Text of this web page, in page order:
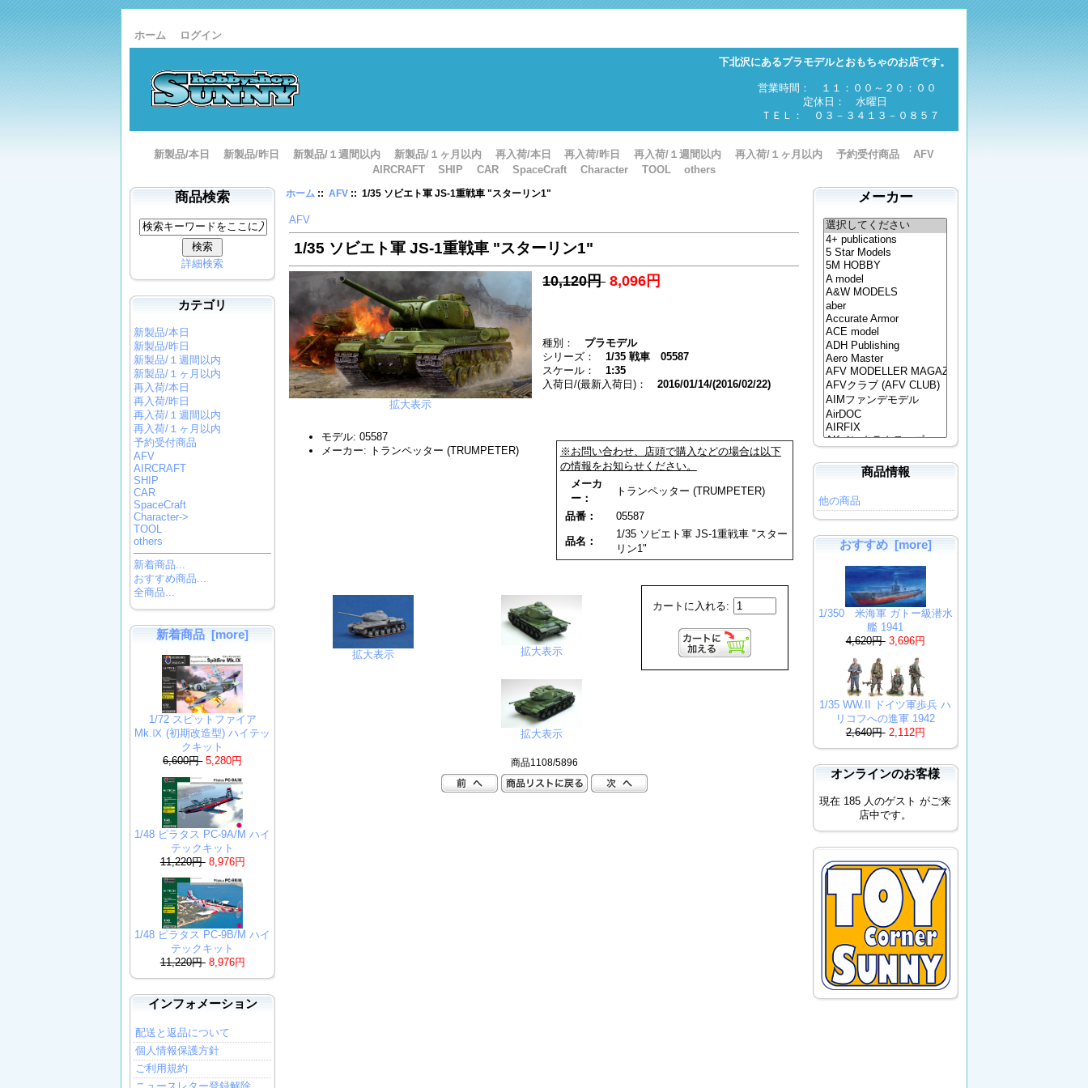
ホーム ログイン
下北沢にあるプラモデルとおもちゃのお店です。
営業時間： １１：００～２０：００
定休日： 水曜日
ＴＥＬ： ０３－３４１３－０８５７
新製品/本日 新製品/昨日 新製品/１週間以内 新製品/１ヶ月以内 再入荷/本日 再入荷/昨日 再入荷/１週間以内 再入荷/１ヶ月以内 予約受付商品
AFV
AIRCRAFT
SHIP CAR SpaceCraft Character TOOL others
商品検索
詳細検索
カテゴリ
新製品/本日
新製品/昨日
新製品/１週間以内
新製品/１ヶ月以内
再入荷/本日
再入荷/昨日
再入荷/１週間以内
再入荷/１ヶ月以内
予約受付商品
AFV
AIRCRAFT
SHIP
CAR
SpaceCraft
Character->
TOOL
others
新着商品...
おすすめ商品...
全商品...
新着商品 [more]
1/72 スピットファイア
Mk.Ⅸ (初期改造型) ハイテッ
クキット
6,600円 5,280円
1/48 ピラタス PC-9A/M ハイ
テックキット
11,220円 8,976円
1/48 ピラタス PC-9B/M ハイ
テックキット
11,220円 8,976円
インフォメーション
配送と返品について
個人情報保護方針
ご利用規約
ホーム ::AFV :: 1/35 ソビエト軍 JS-1重戦車 "スターリン1"
AFV
1/35 ソビエト軍 JS-1重戦車 "スターリン1"
拡大表示
10,120円 8,096円
モデル: 05587
メーカー: トランペッター (TRUMPETER)
種別： プラモデル
シリーズ：1/35 戦車 05587
スケール：1:35
入荷日/(最新入荷日)：2016/01/14/(2016/02/22)
※お問い合わせ、店頭で購入などの場合は以下
の情報をお知らせください。
メーカ
ー：
トランペッター (TRUMPETER)
品番： 05587
品名：
1/35 ソビエト軍 JS-1重戦車 "スター
リン1"
カートに入れる:
拡大表示 拡大表示
拡大表示
商品1108/5896
メーカー
商品情報
他の商品
おすすめ [more]
1/350 米海軍 ガトー級潜水
艦 1941
4,620円 3,696円
1/35 WW.II ドイツ軍歩兵 ハ
リコフへの進軍 1942
2,640円 2,112円
オンラインのお客様
現在 185 人のゲスト がご来
店中です。